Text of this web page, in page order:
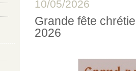
10/05/2026
Grande fête
2026